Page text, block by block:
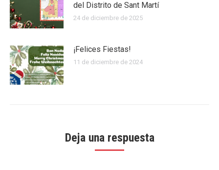
del Distrito de Sant Martí
24 de diciembre de 2025
¡Felices Fiestas!
11 de diciembre de 2024
Deja una respuesta